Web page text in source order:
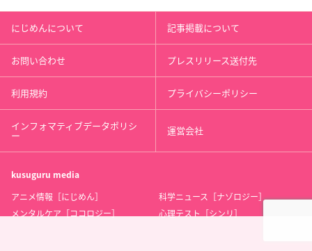
にじめんについて 記事掲載について
お問い合わせ プレスリリース送付先
利用規約 プライバシーポリシー
インフォマティブデータポリシ
ー 運営会社
kusuguru media
アニメ情報［にじめん］
科学ニュース［ナゾロジー］
メンタルケア［ココロジー］
心理テスト［シンリ］